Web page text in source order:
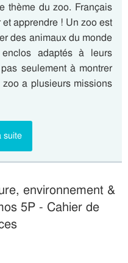
thème du zoo. Français
apprendre ! Un zoo est
des animaux du monde
adaptés à leurs
seulement à montrer
a plusieurs missions
suite
environnement &
5P - Cahier de